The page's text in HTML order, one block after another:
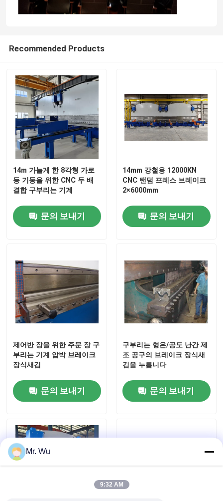
견적 요청
cnc 수압기 브레이크
CNC 세로로 연결되는 압박 브레이크
전등 기둥 기계
전등 기둥 닫 용접 기계
전등 기둥 문 절단기
Highmast와 monopole 솔기 용접 기계
테이퍼 절단기
기계를 형성하는 난간 목록
샷 가공 기계
레이저 커팅 머신
절단기 CNC 플라즈마
막대기 교정기
Recommended Products
14m 가늘게 한 8각형 가로
등 기둥을 위한 CNC 두 배
결합 구부리는 기계
문의 보내기
14mm 강철용 12000KN
CNC 탠덤 프레스 브레이크
2×6000mm
문의 보내기
제어반 장을 위한 주문 장 구
부리는 기계 압박 브레이크
장식새김
문의 보내기
구부리는 형은/공도 난간 제
조 공구의 브레이크 장식새
김을 누릅니다
문의 보내기
Mr. Wu
9:32 AM